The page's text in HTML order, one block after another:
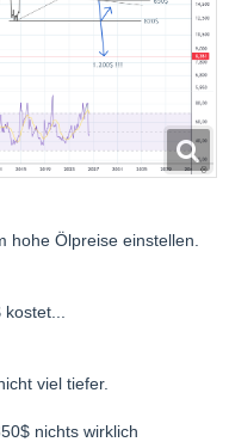
hohe Ölpreise einstellen.
viel tiefer.
nichts wirklich